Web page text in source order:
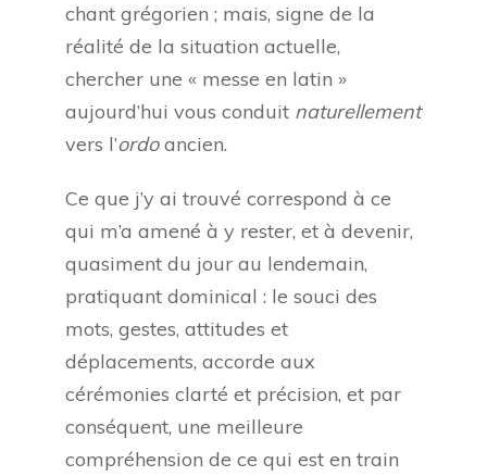
chant grégorien ; mais, signe de la
réalité de la situation actuelle,
chercher une « messe en latin »
aujourd’hui vous conduit naturellement
vers l’ordoancien.
Ce que j’y ai trouvé correspond à ce
qui m’a amené à y rester, et à devenir,
quasiment du jour au lendemain,
pratiquant dominical : le souci des
mots, gestes, attitudes et
déplacements, accorde aux
cérémonies clarté et précision, et par
conséquent, une meilleure
compréhension de ce qui est en train